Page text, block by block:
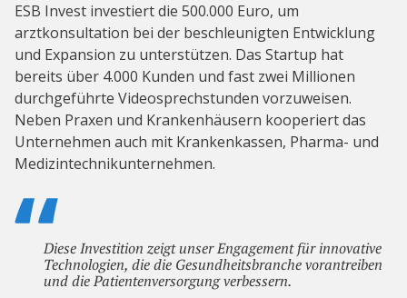
ESB Invest investiert die 500.000 Euro, um
arztkonsultation bei der beschleunigten Entwicklung
und Expansion zu unterstützen. Das Startup hat
bereits über 4.000 Kunden und fast zwei Millionen
durchgeführte Videosprechstunden vorzuweisen.
Neben Praxen und Krankenhäusern kooperiert das
Unternehmen auch mit Krankenkassen, Pharma- und
Medizintechnikunternehmen.
Diese Investition zeigt unser Engagement für innovative
Technologien, die die Gesundheitsbranche vorantreiben
und die Patientenversorgung verbessern.